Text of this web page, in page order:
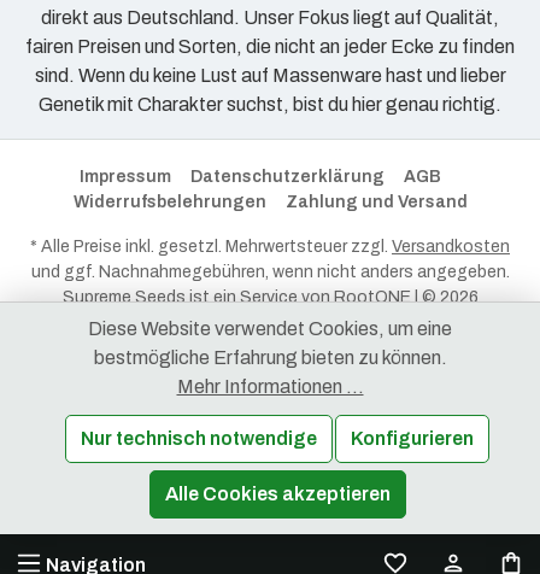
Navigation
In den Warenkorb
direkt aus Deutschland. Unser Fokus liegt auf Qualität,
fairen Preisen und Sorten, die nicht an jeder Ecke zu finden
sind. Wenn du keine Lust auf Massenware hast und lieber
Genetik mit Charakter suchst, bist du hier genau richtig.
Impressum Datenschutzerklärung
AGB
Widerrufsbelehrungen
Zahlung und Versand
* Alle Preise inkl. gesetzl. Mehrwertsteuer zzgl. Versandkosten
und ggf. Nachnahmegebühren, wenn nicht anders angegeben.
Supreme Seeds ist ein Service vonRootONE| © 2026
RootONE - Alle Rechte vorbehalten.
Diese Website verwendet Cookies, um eine
bestmögliche Erfahrung bieten zu können.
Mehr Informationen ...
Nur technisch notwendige Konfigurieren
Alle Cookies akzeptieren